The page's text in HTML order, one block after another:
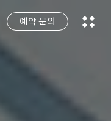
예약 문의